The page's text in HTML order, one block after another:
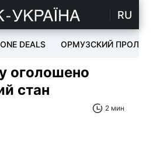
RU
DEALS ОРМУЗСКИЙ ПРОЛИВ
оголошено
стан
2 мин